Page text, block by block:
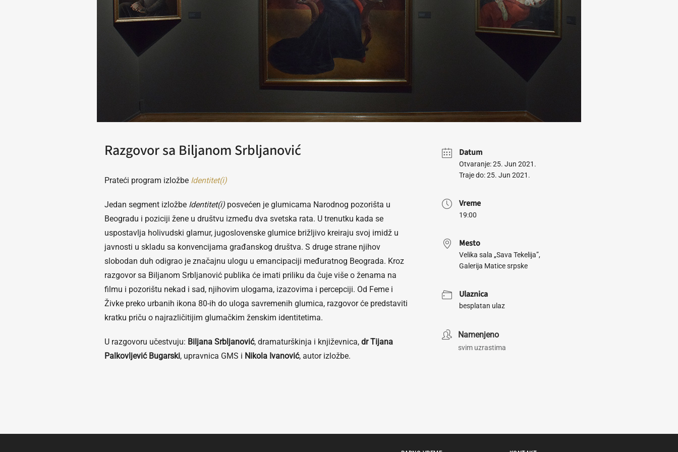
Razgovor sa Biljanom Srbljanović
Prateći program izložbe Identitet(i)
Jedan segment izložbe Identitet(i) posvećen je glumicama Narodnog pozorišta u
Beogradu i poziciji žene u društvu između dva svetska rata. U trenutku kada se
uspostavlja holivudski glamur, jugoslovenske glumice brižljivo kreiraju svoj imidž u
javnosti u skladu sa konvencijama građanskog društva. S druge strane njihov
slobodan duh odigrao je značajnu ulogu u emancipaciji međuratnog Beograda. Kroz
razgovor sa Biljanom Srbljanović publika će imati priliku da čuje više o ženama na
filmu i pozorištu nekad i sad, njihovim ulogama, izazovima i percepciji. Od Feme i
Živke preko urbanih ikona 80-ih do uloga savremenih glumica, razgovor će predstaviti
kratku priču o najrazličitijim glumačkim ženskim identitetima.
U razgovoru učestvuju: Biljana Srbljanović, dramaturškinja i književnica, dr Tijana
Palkovljević Bugarski, upravnica GMS i Nikola Ivanović, autor izložbe.
Datum
Otvaranje: 25. Jun 2021.
Traje do: 25. Jun 2021.
Vreme
19:00
Mesto
Velika sala „Sava Tekelija”,
Galerija Matice srpske
Ulaznica
besplatan ulaz
Namenjeno
svim uzrastima